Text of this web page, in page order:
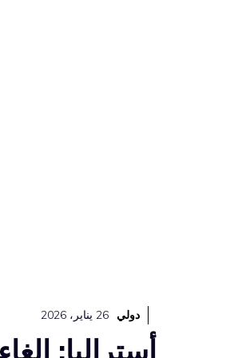
دولي 26 يناير، 2026
أستراليا: